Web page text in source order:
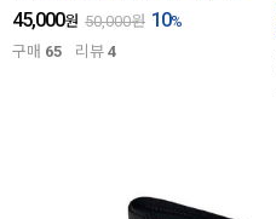
45,000원 50,000원 10%
구매 65 리뷰 4